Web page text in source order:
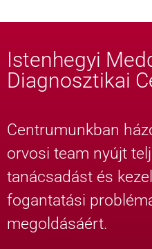
Istenhegyi
Diagnosztikai
Centrumunkban
orvosi team nyújt
tanácsadást és
fogantatási
megoldásáért.